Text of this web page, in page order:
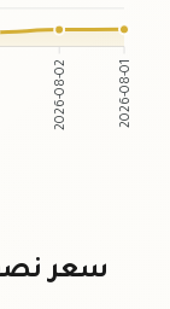
2026-08-02 2026-08-01